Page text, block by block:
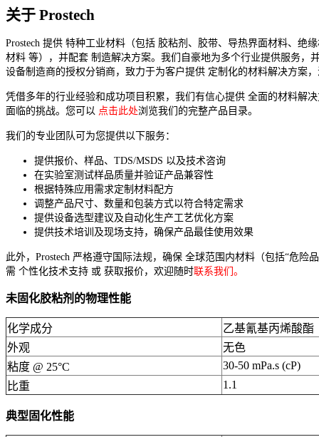
关于 Prostech
Prostech 提供 特种工业材料（包括 胶粘剂、胶带、导热界面材料、绝
材料 等），并配套 制造解决方案。我们自豪地为多个行业提供服务，
设备制造商的授权分销商，致力于为客户提供 定制化的材料解决方案
凭借多年的行业经验和成功项目积累，我们有信心提供 全面的材料解
面临的挑战。您可以 点击此处浏览我们的完整产品目录。
我们的专业团队可为您提供以下服务：
提供报价、样品、TDS/MSDS 以及技术咨询
在实验室测试样品质量并验证产品兼容性
根据特殊应用需求定制材料配方
调整产品尺寸、数量和包装方式以符合特定需求
提供设备选型建议及自动化生产工艺优化方案
提供技术培训及现场支持，确保产品最佳使用效果
此外，Prostech 严格遵守国际法规，确保 全球范围内材料（包括“危险
需 个性化技术支持 或 获取报价，欢迎随时联系我们。
未固化胶粘剂的物理性能
化学成分
乙基氰基丙烯酸酯
外观
无色
粘度 @ 25°C
30-50 mPa.s (cP)
比重
1.1
典型固化性能